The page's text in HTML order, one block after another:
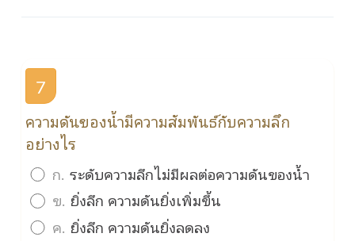
7
ความดันของน้ำมีความสัมพันธ์กับความลึก
อย่างไร
ก. ระดับความลึกไม่มีผลต่อความดันของน้ำ
ข. ยิ่งลึก ความดันยิ่งเพิ่มขึ้น
ค. ยิ่งลึก ความดันยิ่งลดลง